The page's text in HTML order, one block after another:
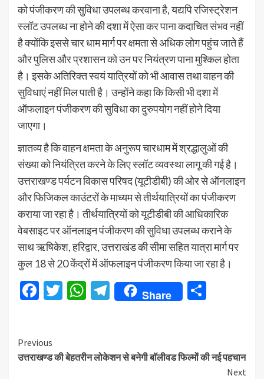
को पंजीकरण की सुविधा उपलब्ध करवाना है, यद्यपि रजिस्ट्रेशन
स्लॉट उपलब्ध ना होने की दशा में ऐसा कर पाना कदाचित संभव नहीं
है क्योंकि इससे चार धाम मार्ग पर क्षमता से अधिक लोग पहुंच जाते हैं
और पुलिस और प्रशासन को उन पर नियंत्रण पाना मुश्किल होता
है। इसके अतिरिक्त स्वयं यात्रियों को भी आवास तथा वाहन की
सुविधाएं नहीं मिल पाती है। उन्होंने कहा कि किसी भी दशा में
ऑफलाइन पंजीकरण की सुविधा का दुरुपयोग नहीं होने दिया
जाएगा।
ज्ञातव्य है कि वाहन क्षमता के अनुरूप चारधाम में श्रद्धालुओं की
संख्या को नियंत्रित करने के लिए स्लॉट व्यवस्था लागू की गई है।
उत्तराखण्ड पर्यटन विकास परिषद (यूटीडीबी) की ओर से ऑनलाइन
और फिजिकल काउंटरों के माध्यम से तीर्थयात्रियों का पंजीकरण
कराया जा रहा है। तीर्थयात्रियों को यूटीडीबी की आधिकारिक
वेबसाइट पर ऑनलाइन पंजीकरण की सुविधा उपलब्ध कराने के
साथ ऋषिकेश, हरिद्वार, उत्तराखंड की सीमा सहित यात्रा मार्ग पर
कुल 18 से 20 केंद्रों में ऑफलाइन पंजीकरण किया जा रहा है।
Facebook
TwitterWhatsApp
Telegram
Share
Continue
Reading
Previous
उत्तराखण्ड की बेहतरीन लोकेशन से बनेगी बॉलीवड फिल्मों की नई पहचान
Next